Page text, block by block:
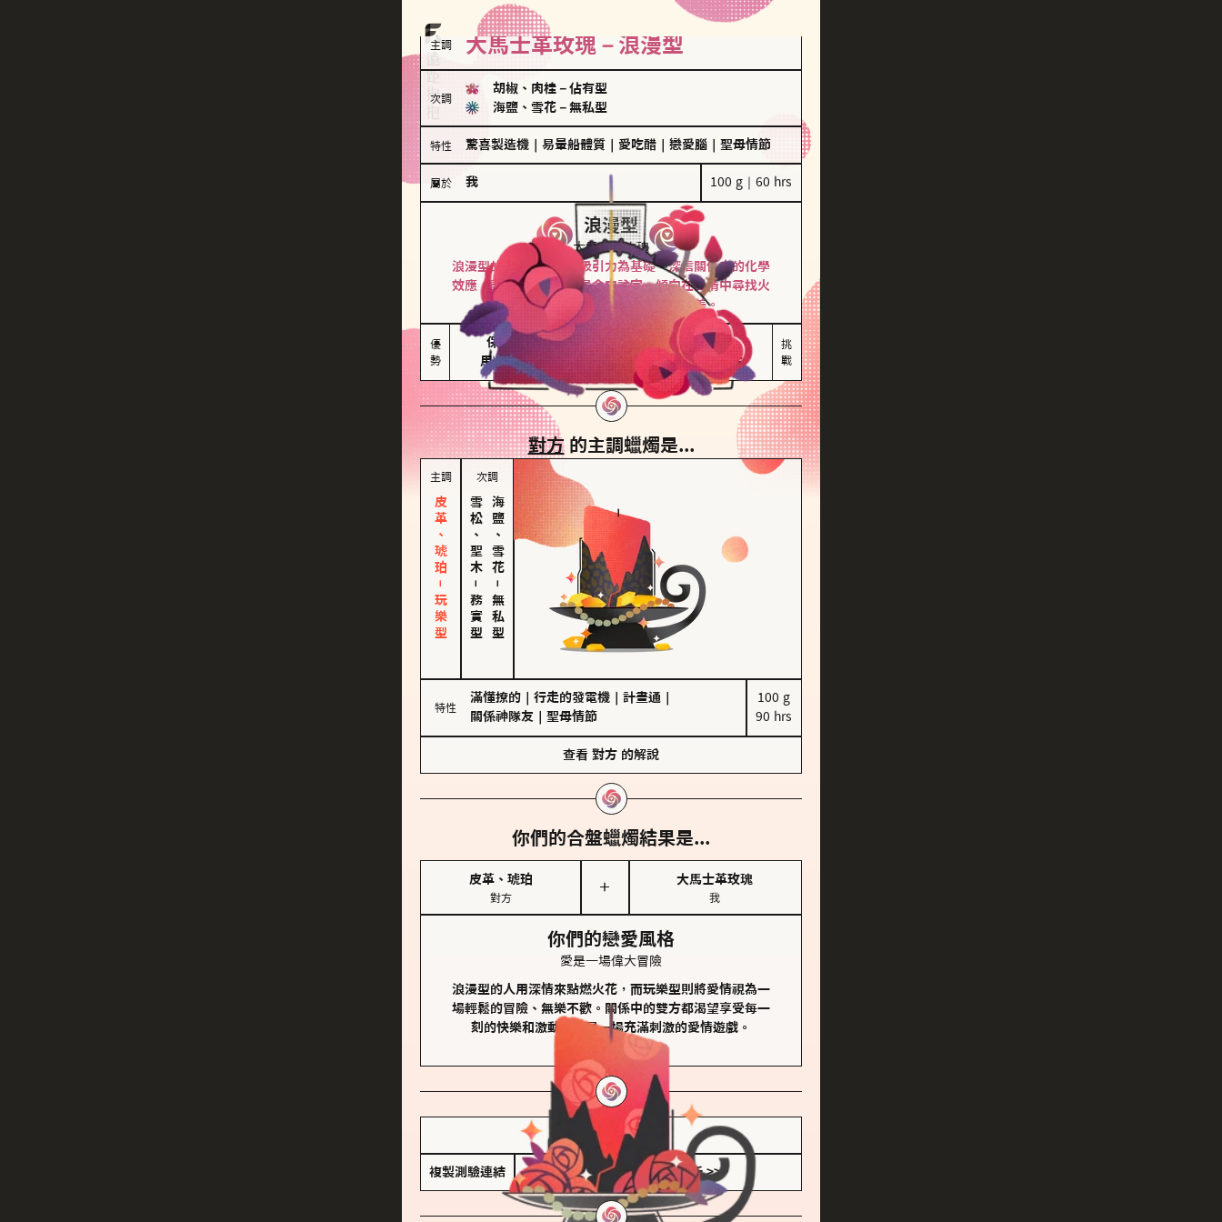
主調 大馬士革玫瑰－浪漫型
次調
胡椒、肉桂 － 佔有型
海鹽、雪花 － 無私型
特性 驚喜製造機 易暈船體質 愛吃醋 戀愛腦 聖母情節
屬於 我 100 g｜60 hrs
浪漫型
大馬士革玫瑰
浪漫型的人以激情與性吸引力為基礎，深信關係中的化學
效應，認為每次相遇都是命中註定。傾向在愛情中尋找火
花，經常表達對另一半的愛意和讚美。
優
勢
保持戀愛新鮮感
用心策劃浪漫驚喜
情緒起伏較大
感情中較需要關注
挑
戰
對方的主調蠟燭是...
主調
皮革、琥珀－玩樂型
次調
雪松、聖木
－
務實型
海鹽、雪花
－
無私型
特性
滿懂撩的 行走的發電機 計畫通
關係神隊友
聖母情節
100 g
90 hrs
查看 對方 的解說
你們的合盤蠟燭結果是...
皮革、琥珀
對方
＋
大馬士革玫瑰
我
你們的戀愛風格
愛是一場偉大冒險
浪漫型的人用深情來點燃火花，而玩樂型則將愛情視為一
場輕鬆的冒險、無樂不歡。關係中的雙方都渴望享受每一
刻的快樂和激動，像是一場充滿刺激的愛情遊戲。
儲存我的結果圖
複製測驗連結 查看香氛類型全解析 >>>